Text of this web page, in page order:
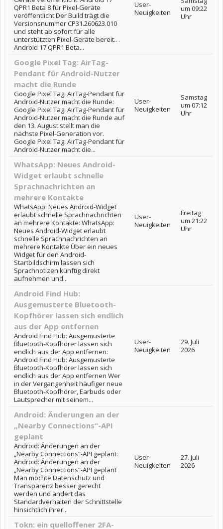
QPR1 Beta 8 für Pixel-Geräte
veröffentlicht Der Build trägt die
Versionsnummer CP31.260623.010
und steht ab sofort für alle
unterstützten Pixel-Geräte bereit.. .
Android 17 QPR1 Beta...
User-
Neuigkeiten
um 09:22
Uhr
Google Pixel Tag: AirTag-
Pendant für Android-Nutzer
macht die Runde
Google Pixel Tag: AirTag-Pendant für
Android-Nutzer macht die Runde:
Google Pixel Tag: AirTag-Pendant für
Android-Nutzer macht die Runde auf
den 13. August stellt man die
nächste Pixel-Generation vor.
Google Pixel Tag: AirTag-Pendant für
Android-Nutzer macht die...
User-
Neuigkeiten
Samstag
um 07:12
Uhr
WhatsApp: Neues Android-
Widget erlaubt schnelle
Sprachnachrichten an
mehrere Kontakte
WhatsApp: Neues Android-Widget
erlaubt schnelle Sprachnachrichten
an mehrere Kontakte: WhatsApp:
Neues Android-Widget erlaubt
schnelle Sprachnachrichten an
mehrere Kontakte Über ein neues
Widget für den Android-
Startbildschirm lassen sich
Sprachnotizen künftig direkt
aufnehmen und...
User-
Neuigkeiten
Freitag
um 21:22
Uhr
Android Find Hub:
Ausgemusterte Bluetooth-
Kopfhörer lassen sich endlich
aus der App entfernen
Android Find Hub: Ausgemusterte
Bluetooth-Kopfhörer lassen sich
endlich aus der App entfernen:
Android Find Hub: Ausgemusterte
Bluetooth-Kopfhörer lassen sich
endlich aus der App entfernen Wer
in der Vergangenheit häufiger neue
Bluetooth-Kopfhörer, Earbuds oder
Lautsprecher mit seinem...
User-
Neuigkeiten
29. Juli
2026
Android: Änderungen an der
„Nearby Connections“-API
geplant
Android: Änderungen an der
„Nearby Connections“-API geplant:
Android: Änderungen an der
„Nearby Connections“-API geplant
Man möchte Datenschutz und
Transparenz besser gerecht
werden und ändert das
Standardverhalten der Schnittstelle
hinsichtlich ihrer...
User-
Neuigkeiten
27. Juli
2026
Tokn: ein quelloffener 2FA-